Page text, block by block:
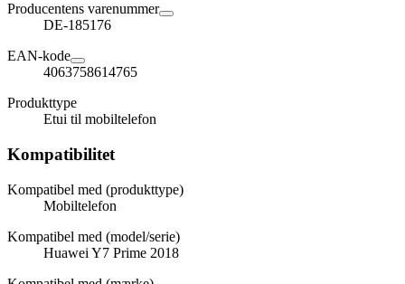
Producentens varenummer
DE-185176
EAN-kode
4063758614765
Produkttype
Etui til mobiltelefon
Kompatibilitet
Kompatibel med (produkttype)
Mobiltelefon
Kompatibel med (model/serie)
Huawei Y7 Prime 2018